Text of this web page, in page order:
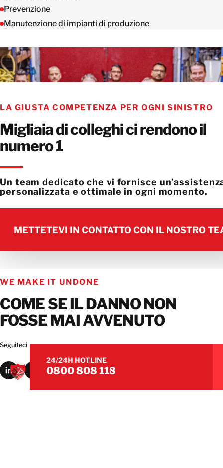
Prevenzione
Manutenzione di impianti di produzione
LA GIUSTA COMPETENZA PER OGNI SINISTRO
Migliaia di colleghi ci rendono il
numero 1
Un team dedicato che vi fornisce
personalizzata e ottimale in ogni momento.
METTETEVI IN CONTATTO CON IL NOSTRO
WE MAKE IT UNDONE
COME SE IL DANNO NON
FOSSE MAI AVVENUTO
Seguiteci
24/24H HOTLINE
0800 808 118